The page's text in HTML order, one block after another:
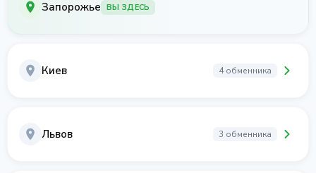
Запорожье ВЫ ЗДЕСЬ
Киев 4 обменника
Львов 3 обменника